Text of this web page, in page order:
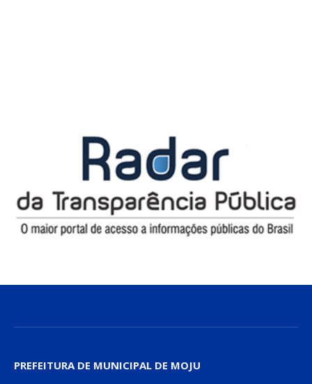
PREFEITURA DE MUNICIPAL DE MOJU